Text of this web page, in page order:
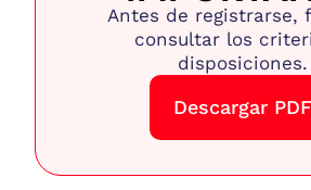
Antes de registrarse,
consultar los
disposiciones.
Descargar PDF